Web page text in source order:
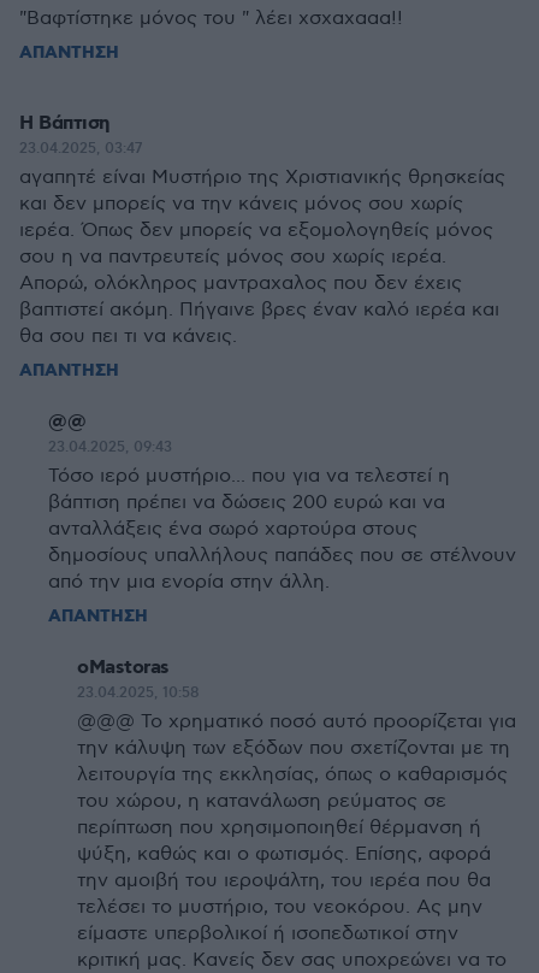
"Βαφτίστηκε μόνος του " λέει χσχαχααα!!
ΑΠΑΝΤΗΣΗ
Η Βάπτιση
23.04.2025, 03:47
αγαπητέ είναι Μυστήριο της Χριστιανικής θρησκείας
και δεν μπορείς να την κάνεις μόνος σου χωρίς
ιερέα. Όπως δεν μπορείς να εξομολογηθείς μόνος
σου η να παντρευτείς μόνος σου χωρίς ιερέα.
Απορώ, ολόκληρος μαντραχαλος που δεν έχεις
βαπτιστεί ακόμη. Πήγαινε βρες έναν καλό ιερέα και
θα σου πει τι να κάνεις.
ΑΠΑΝΤΗΣΗ
@@
23.04.2025, 09:43
Τόσο ιερό μυστήριο... που για να τελεστεί η
βάπτιση πρέπει να δώσεις 200 ευρώ και να
ανταλλάξεις ένα σωρό χαρτούρα στους
δημοσίους υπαλλήλους παπάδες που σε στέλνουν
από την μια ενορία στην άλλη.
ΑΠΑΝΤΗΣΗ
oMastoras
23.04.2025, 10:58
@@@ Το χρηματικό ποσό αυτό προορίζεται για
την κάλυψη των εξόδων που σχετίζονται με τη
λειτουργία της εκκλησίας, όπως ο καθαρισμός
του χώρου, η κατανάλωση ρεύματος σε
περίπτωση που χρησιμοποιηθεί θέρμανση ή
ψύξη, καθώς και ο φωτισμός. Επίσης, αφορά
την αμοιβή του ιεροψάλτη, του ιερέα που θα
τελέσει το μυστήριο, του νεοκόρου. Ας μην
είμαστε υπερβολικοί ή ισοπεδωτικοί στην
κριτική μας. Κανείς δεν σας υποχρεώνει να το